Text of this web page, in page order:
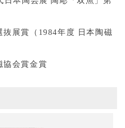
展賞（1984年度 日本陶磁
会賞金賞